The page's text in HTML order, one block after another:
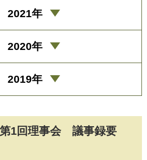
1回理事会 議事録要
2021年
2020年
2019年